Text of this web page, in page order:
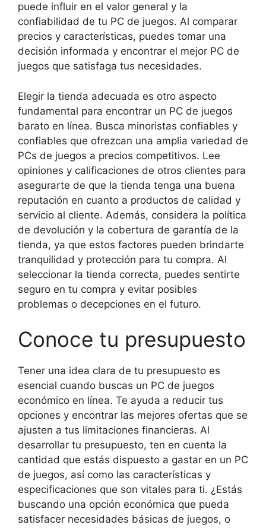
puede influir en el valor general y la
confiabilidad de tu PC de juegos. Al comparar
precios y características, puedes tomar una
decisión informada y encontrar el mejor PC de
juegos que satisfaga tus necesidades.
Elegir la tienda adecuada es otro aspecto
fundamental para encontrar un PC de juegos
barato en línea. Busca minoristas confiables y
confiables que ofrezcan una amplia variedad de
PCs de juegos a precios competitivos. Lee
opiniones y calificaciones de otros clientes para
asegurarte de que la tienda tenga una buena
reputación en cuanto a productos de calidad y
servicio al cliente. Además, considera la política
de devolución y la cobertura de garantía de la
tienda, ya que estos factores pueden brindarte
tranquilidad y protección para tu compra. Al
seleccionar la tienda correcta, puedes sentirte
seguro en tu compra y evitar posibles
problemas o decepciones en el futuro.
Conoce tu presupuesto
Tener una idea clara de tu presupuesto es
esencial cuando buscas un PC de juegos
económico en línea. Te ayuda a reducir tus
opciones y encontrar las mejores ofertas que se
ajusten a tus limitaciones financieras. Al
desarrollar tu presupuesto, ten en cuenta la
cantidad que estás dispuesto a gastar en un PC
de juegos, así como las características y
especificaciones que son vitales para ti. ¿Estás
buscando una opción económica que pueda
satisfacer necesidades básicas de juegos, o